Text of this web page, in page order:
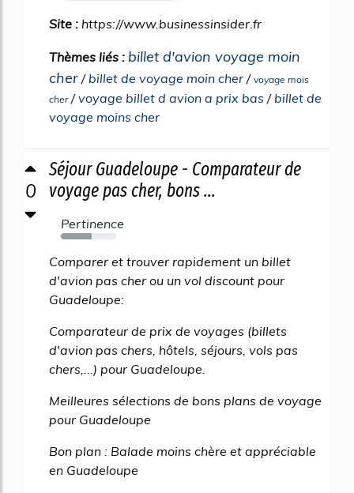
Site : https://www.businessinsider.fr
Thèmes liés : billet d'avion voyage moin
cher / billet de voyage moin cher / voyage mois
cher/voyage billet d avion a prix bas / billet de
voyage moins cher
0
Séjour Guadeloupe - Comparateur de
voyage pas cher, bons ...
Pertinence
55%
Comparer et trouver rapidement un billet
d'avion pas cher ou un vol discount pour
Guadeloupe:
Comparateur de prix de voyages (billets
d'avion pas chers, hôtels, séjours, vols pas
chers,...) pour Guadeloupe.
Meilleures sélections de bons plans de voyage
pour Guadeloupe
Bon plan : Balade moins chère et appréciable
en Guadeloupe